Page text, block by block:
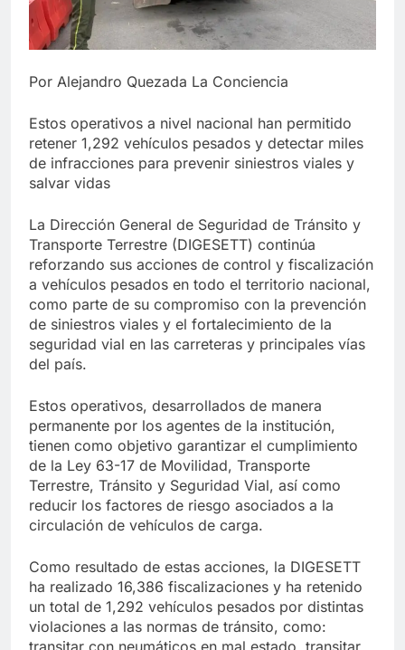
Por Alejandro Quezada La Conciencia
Estos operativos a nivel nacional han permitido
retener 1,292 vehículos pesados y detectar miles
de infracciones para prevenir siniestros viales y
salvar vidas
La Dirección General de Seguridad de Tránsito y
Transporte Terrestre (DIGESETT) continúa
reforzando sus acciones de control y fiscalización
a vehículos pesados en todo el territorio nacional,
como parte de su compromiso con la prevención
de siniestros viales y el fortalecimiento de la
seguridad vial en las carreteras y principales vías
del país.
Estos operativos, desarrollados de manera
permanente por los agentes de la institución,
tienen como objetivo garantizar el cumplimiento
de la Ley 63-17 de Movilidad, Transporte
Terrestre, Tránsito y Seguridad Vial, así como
reducir los factores de riesgo asociados a la
circulación de vehículos de carga.
Como resultado de estas acciones, la DIGESETT
ha realizado 16,386 fiscalizaciones y ha retenido
un total de 1,292 vehículos pesados por distintas
violaciones a las normas de tránsito, como:
transitar con neumáticos en mal estado, transitar